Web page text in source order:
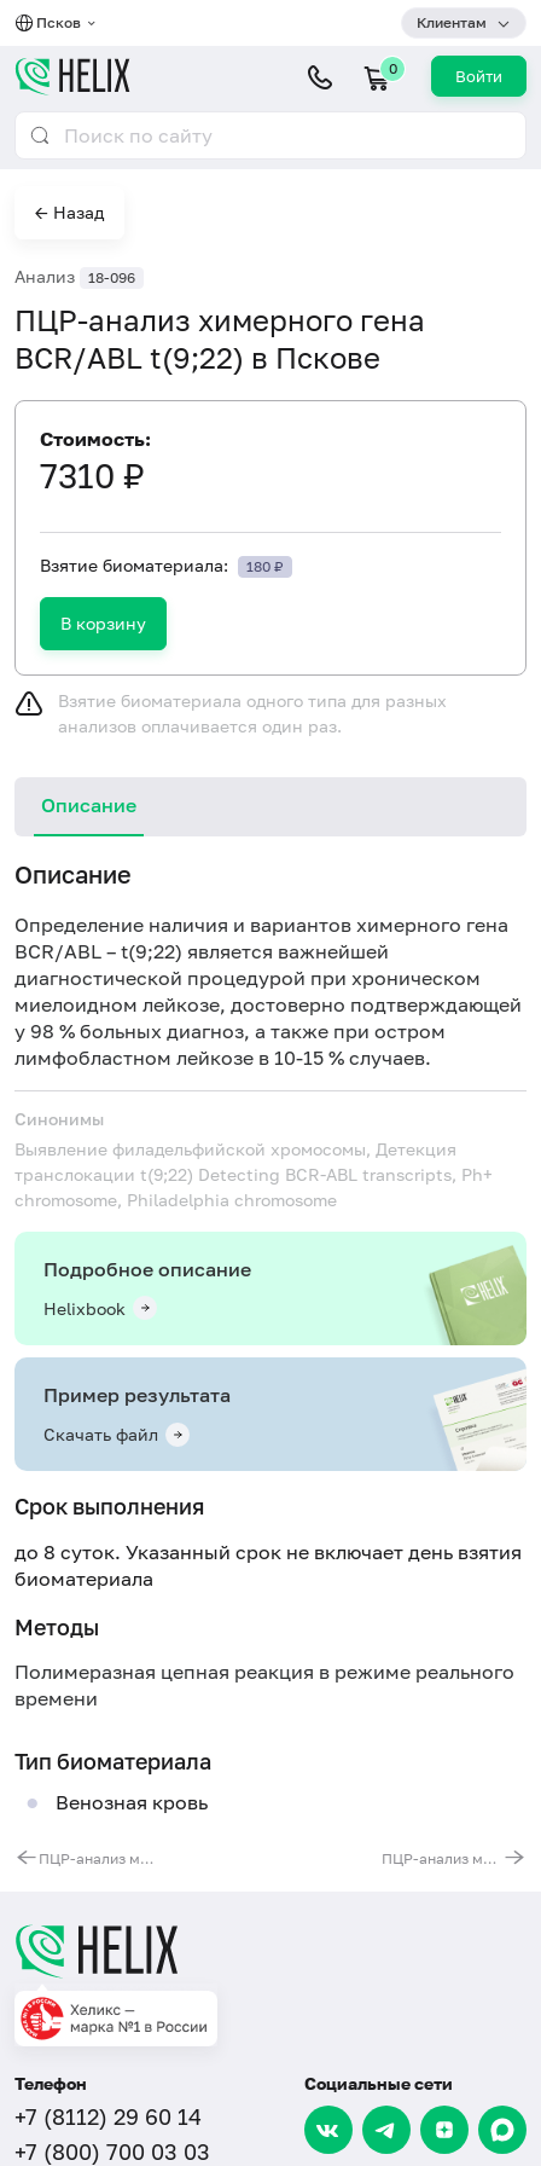
Псков Клиентам
0 Войти
← Назад
Анализ 18-096
ПЦР-анализ химерного гена
BCR/ABL t(9;22) в Пскове
Стоимость:
7310 ₽
Взятие биоматериала: 180 ₽
В корзину
Взятие биоматериала одного типа для разных
анализов оплачивается один раз.
Описание
Описание
Определение наличия и вариантов химерного гена
BCR/ABL – t(9;22) является важнейшей
диагностической процедурой при хроническом
миелоидном лейкозе, достоверно подтверждающей
у 98 % больных диагноз, а также при остром
лимфобластном лейкозе в 10-15 % случаев.
Синонимы
Выявление филадельфийской хромосомы, Детекция
транслокации t(9;22) Detecting BCR-ABL transcripts, Ph+
chromosome, Philadelphia chromosome
Подробное описание
Helixbook
Пример результата
Скачать файл
Срок выполнения
до 8 суток. Указанный срок не включает день взятия
биоматериала
Методы
Полимеразная цепная реакция в режиме реального
времени
Тип биоматериала
Венозная кровь
ПЦР-анализ мутаций в 12-м экзоне JAK2-гена ПЦР-анализ мутаций в гене ASXL1
Телефон
+7 (8112) 29 60 14
+7 (800) 700 03 03
Социальные сети